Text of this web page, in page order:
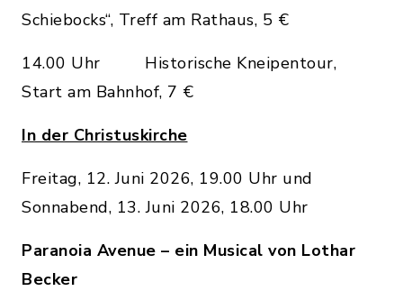
Schiebocks“, Treff am Rathaus, 5 €
14.00 Uhr Historische Kneipentour,
Start am Bahnhof, 7 €
In der Christuskirche
Freitag, 12. Juni 2026, 19.00 Uhr und
Sonnabend, 13. Juni 2026, 18.00 Uhr
Paranoia Avenue – ein Musical von Lothar
Becker